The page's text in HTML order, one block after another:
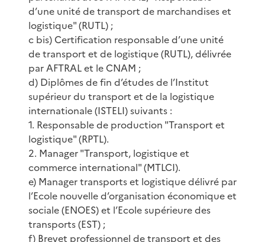
d’une unité de transport de marchandises et
logistique" (RUTL) ;
c bis) Certification responsable d’une unité
de transport et de logistique (RUTL), délivrée
par AFTRAL et le CNAM ;
d) Diplômes de fin d’études de l’Institut
supérieur du transport et de la logistique
internationale (ISTELI) suivants :
1. Responsable de production "Transport et
logistique" (RPTL).
2. Manager "Transport, logistique et
commerce international" (MTLCI).
e) Manager transports et logistique délivré par
l’Ecole nouvelle d’organisation économique et
sociale (ENOES) et l’Ecole supérieure des
transports (EST) ;
f) Brevet professionnel de transport et des